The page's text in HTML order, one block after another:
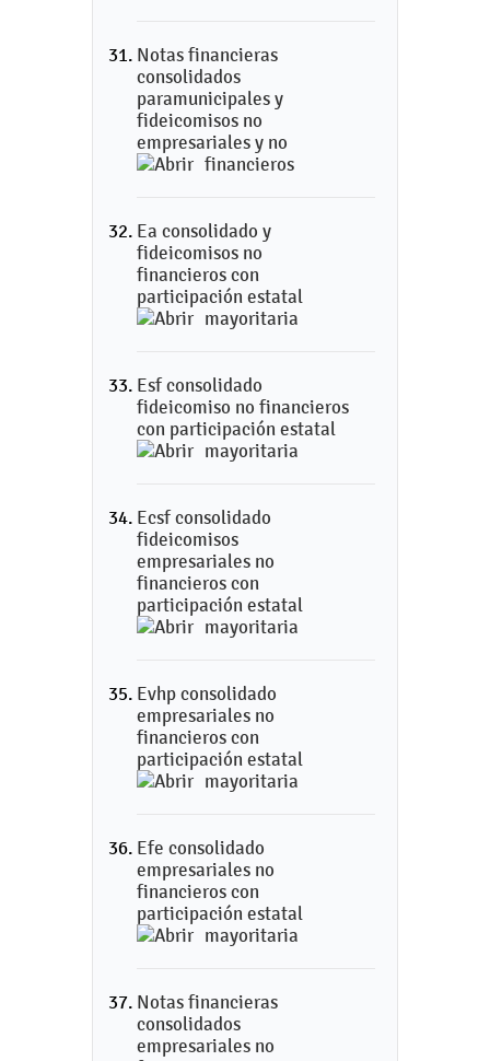
Notas financieras
consolidados
paramunicipales y
fideicomisos no
empresariales y no
financieros
Ea consolidado y
fideicomisos no
financieros con
participación estatal
mayoritaria
Esf consolidado
fideicomiso no financieros
con participación estatal
mayoritaria
Ecsf consolidado
fideicomisos
empresariales no
financieros con
participación estatal
mayoritaria
Evhp consolidado
empresariales no
financieros con
participación estatal
mayoritaria
Efe consolidado
empresariales no
financieros con
participación estatal
mayoritaria
Notas financieras
consolidados
empresariales no